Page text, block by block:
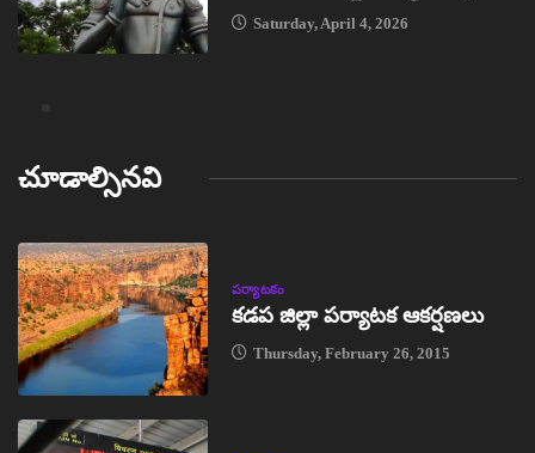
Saturday, April 4, 2026
చూడాల్సినవి
పర్యాటకం
కడప జిల్లా పర్యాటక ఆకర్షణలు
Thursday, February 26, 2015